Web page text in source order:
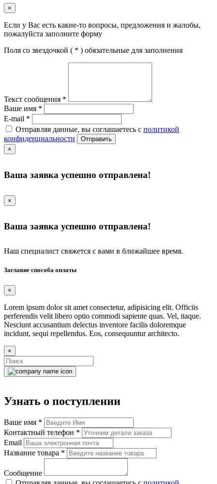
×
Если у Вас есть какие-то вопросы, предложения и жалобы,
пожалуйста заполните форму
Поля со звездочкой ( * ) обязательные для заполнения
Текст сообщения *
Ваше имя *
E-mail *
Отправляя данные, вы соглашаетесь с политикой
конфиденциальности
Отправить
×
Ваша заявка успешно отправлена!
×
Ваша заявка успешно отправлена!
Наш специалист свяжется с вами в ближайшее время.
Заглавие способа оплаты
×
Lorem ipsum dolor sit amet consectetur, adipisicing elit. Officiis
perferendis velit libero optio commodi sapiente quas. Vel, itaque.
Nesciunt accusantium delectus inventore facilis doloremque
incidunt, sequi repellendus. Eos, consequuntur architecto.
×
Узнать о поступлении
Ваше имя *
Контактный телефон *
Email
Название товара *
Сообщение